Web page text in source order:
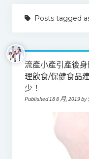
產品推薦
心靈健康
Posts tagged
流產小產引產後
理飲食/保健食品
少！
Published 18 8 月, 2019